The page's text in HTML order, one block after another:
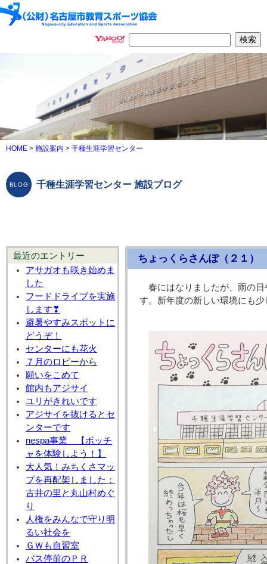
HOME > 施設案内 > 千種生涯学習センター
千種生涯学習センター 施設ブログ
最近のエントリー
アサガオも咲き始めま
した
フードドライブを実施
します❣
避暑やすみスポットに
どうぞ！
センターにも花火
７月のロビーから
願いをこめて
館内もアジサイ
ユリがきれいです
アジサイを抜けるとセ
ンターです
nespa事業 【ボッチ
ャを体験しよう！】
大人気！みちくさマッ
プを再配架しました：
古井の里と丸山村めぐ
り
人権をみんなで守り明
るい社会を
ＧＷも自習室
バス停前のＰＲ
ちょっくらさんぽ（２１）
春にはなりましたが、雨の
す。新年度の新しい環境にも